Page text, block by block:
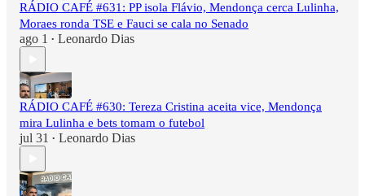
RÁDIO CAFÉ #631: PP isola Flávio, Mendonça cerca Lulinha,
Moraes ronda TSE e Fauci se cala no Senado
ago 1 • Leonardo Dias
RÁDIO CAFÉ #630: Tereza Cristina aceita vice, Mendonça
mira Lulinha e bets tomam o futebol
jul 31 • Leonardo Dias